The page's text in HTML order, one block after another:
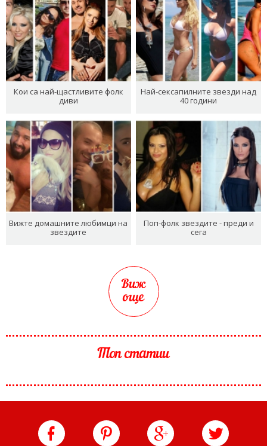
Кои са най-щастливите фолк
диви
Най-сексапилните звезди над
40 години
Вижте домашните любимци на
звездите
Поп-фолк звездите - преди и
сега
Виж
още
Топ статии